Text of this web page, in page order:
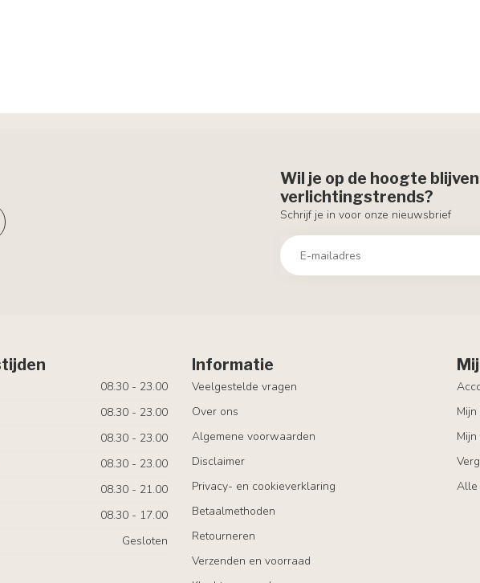
Wil je op de hoogte
verlichtingstrends?
Schrijf je in voor onze nieuwsbrief
08.30 - 23.00
08.30 - 23.00
08.30 - 23.00
08.30 - 23.00
08.30 - 21.00
08.30 - 17.00
Gesloten
Informatie
Veelgestelde vragen
Over ons
Algemene voorwaarden
Disclaimer
Privacy- en cookieverklaring
Betaalmethoden
Retourneren
Verzenden en voorraad
Alle